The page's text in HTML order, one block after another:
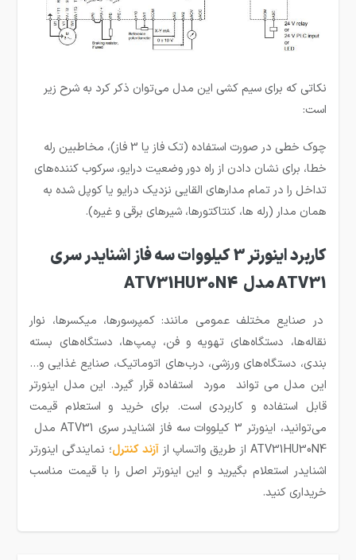
نکاتی که برای سیم کشی این مدل می‌توان ذکر کرد به شرح زیر
است:
چوک خطی در صورت استفاده (تک فاز یا 3 فاز)، مخاطبین رله
خطا، برای نشان دادن از راه دور وضعیت درایو، سرکوب کننده‌های
تداخل را در تمام مدارهای القایی نزدیک درایو یا کوپل شده به
همان مدار (رله ها، کنتاکتورها، شیرهای برقی و غیره).
کاربرد اینورتر 3 کیلووات سه فاز اشنایدر سری
ATV31 مدل ATV31HU30N4
در صنایع مختلف عمومی مانند: کمپرسورها، میکسرها، نوار
نقاله‌ها، دستگاه‌های تهویه و فن، پمپ‌ها، دستگاه‌های بسته
بندی، دستگاه‌های ورزشی، درب‌های اتوماتیک، صنایع غذایی و…
این مدل می تواند مورد استفاده قرار گیرد. این مدل اینورتر
قابل استفاده و کاربردی است. برای خرید و استعلام قیمت
می‌توانید، اینورتر 3 کیلووات سه فاز اشنایدر سری ATV31 مدل
ATV31HU30N4 از طریق واتساپ از
آزند کنترل؛ نمایندگی اینورتر
اشنایدر استعلام بگیرید و این اینورتر اصل را با قیمت مناسب
خریداری کنید.